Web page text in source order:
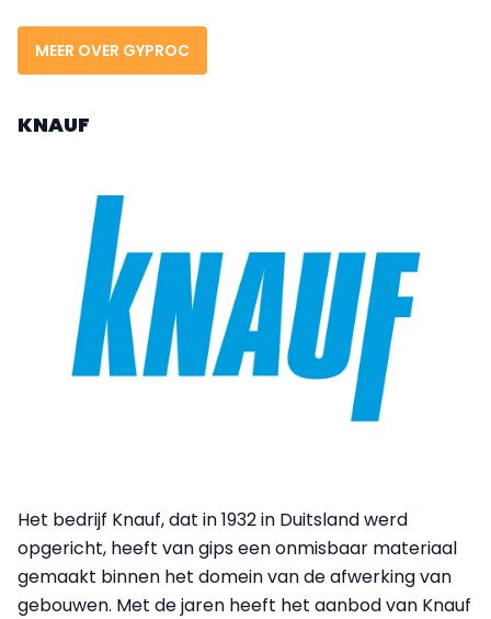
MEER OVER GYPROC
KNAUF
Het bedrijf Knauf, dat in 1932 in Duitsland werd
opgericht, heeft van gips een onmisbaar materiaal
gemaakt binnen het domein van de afwerking van
gebouwen. Met de jaren heeft het aanbod van Knauf